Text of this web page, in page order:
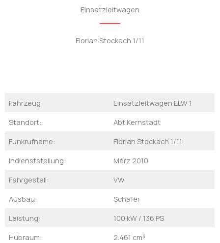
Einsatzleitwagen
Florian Stockach 1/11
Fahrzeug:
Einsatzleitwagen ELW 1
Standort:
Abt.Kernstadt
Funkrufname:
Florian Stockach 1/11
Indienststellung:
März 2010
Fahrgestell:
VW
Ausbau:
Schäfer
Leistung:
100 kW / 136 PS
Hubraum:
2.461 cm³